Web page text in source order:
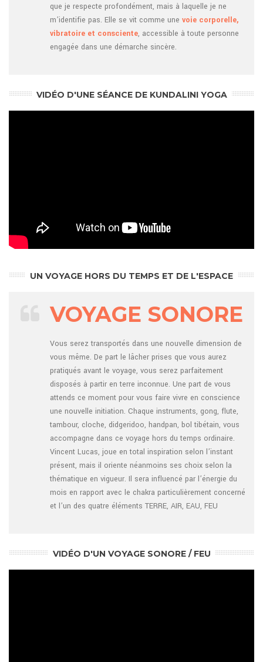
que je respecte profondément, mais à laquelle je ne
m’identifie pas. Elle se vit comme une voie corporelle,
vibratoire et consciente, accessible à toute personne
engagée dans une démarche sincère.
VIDÉO D'UNE SÉANCE DE KUNDALINI YOGA
UN VOYAGE HORS DU TEMPS ET DE L'ESPACE
VOYAGE SONORE
Vous serez transportés dans une nouvelle dimension de
vous même. De part le lâcher prises que vous aurez
pratiqués avant le voyage, vous serez parfaitement
disposés à partir en terre inconnue. Une part de vous
attends ce moment pour vous faire vivre en conscience
une nouvelle initiation. Chaque instruments, gong, flute,
tambour, cloche, didgeridoo, handpan, bol tibétain, vous
accompagne dans ce voyage hors du temps ordinaire.
Vincent Lucas, joue en total inspiration selon l’instant
présent, mais il oriente néanmoins ses choix selon la
thématique en vigueur. Il sera influencé par l’énergie du
mois en rapport avec le chakra particulièrement concerné
et l’un des quatre éléments TERRE, AIR, EAU, FEU
VIDÉO D'UN VOYAGE SONORE / FEU